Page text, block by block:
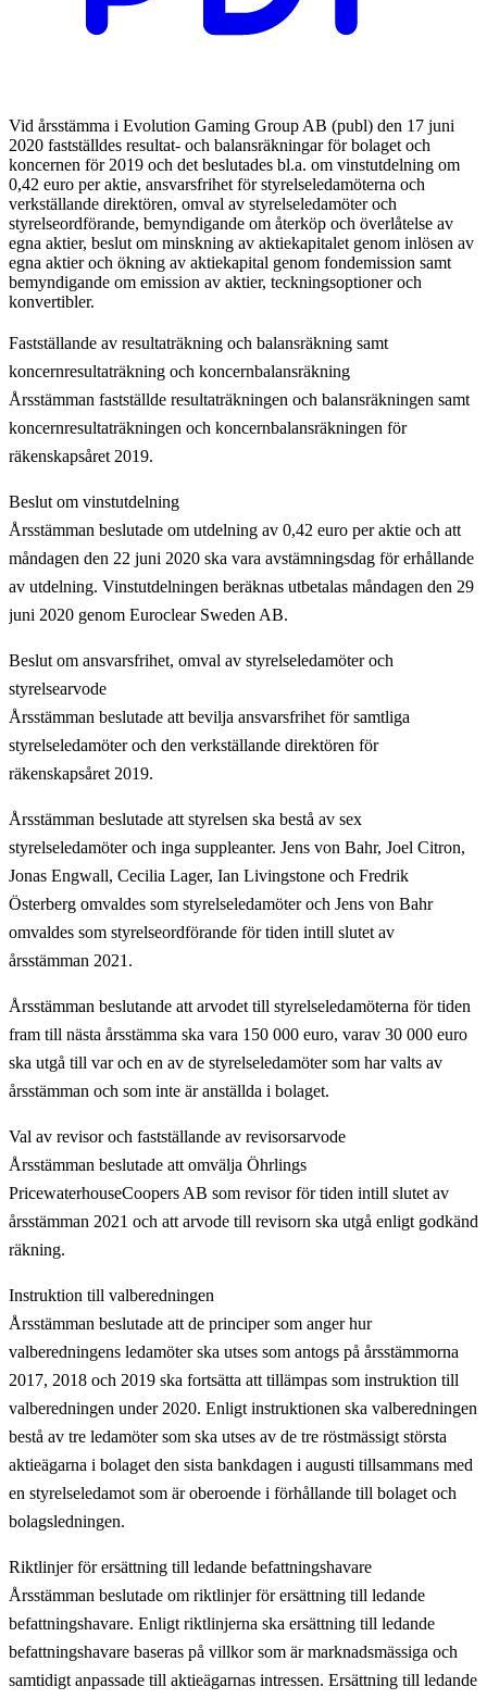
Vid årsstämma i Evolution Gaming Group AB (publ) den 17 juni
2020 fastställdes resultat- och balansräkningar för bolaget och
koncernen för 2019 och det beslutades bl.a. om vinstutdelning om
0,42 euro per aktie, ansvarsfrihet för styrelseledamöterna och
verkställande direktören, omval av styrelseledamöter och
styrelseordförande, bemyndigande om återköp och överlåtelse av
egna aktier, beslut om minskning av aktiekapitalet genom inlösen av
egna aktier och ökning av aktiekapital genom fondemission samt
bemyndigande om emission av aktier, teckningsoptioner och
konvertibler.
Fastställande av resultaträkning och balansräkning samt
koncernresultaträkning och koncernbalansräkning
Årsstämman fastställde resultaträkningen och balansräkningen samt
koncernresultaträkningen och koncernbalansräkningen för
räkenskapsåret 2019.
Beslut om vinstutdelning
Årsstämman beslutade om utdelning av 0,42 euro per aktie och att
måndagen den 22 juni 2020 ska vara avstämningsdag för erhållande
av utdelning. Vinstutdelningen beräknas utbetalas måndagen den 29
juni 2020 genom Euroclear Sweden AB.
Beslut om ansvarsfrihet, omval av styrelseledamöter och
styrelsearvode
Årsstämman beslutade att bevilja ansvarsfrihet för samtliga
styrelseledamöter och den verkställande direktören för
räkenskapsåret 2019.
Årsstämman beslutade att styrelsen ska bestå av sex
styrelseledamöter och inga suppleanter. Jens von Bahr, Joel Citron,
Jonas Engwall, Cecilia Lager, Ian Livingstone och Fredrik
Österberg omvaldes som styrelseledamöter och Jens von Bahr
omvaldes som styrelseordförande för tiden intill slutet av
årsstämman 2021.
Årsstämman beslutande att arvodet till styrelseledamöterna för tiden
fram till nästa årsstämma ska vara 150 000 euro, varav 30 000 euro
ska utgå till var och en av de styrelseledamöter som har valts av
årsstämman och som inte är anställda i bolaget.
Val av revisor och fastställande av revisorsarvode
Årsstämman beslutade att omvälja Öhrlings
PricewaterhouseCoopers AB som revisor för tiden intill slutet av
årsstämman 2021 och att arvode till revisorn ska utgå enligt godkänd
räkning.
Instruktion till valberedningen
Årsstämman beslutade att de principer som anger hur
valberedningens ledamöter ska utses som antogs på årsstämmorna
2017, 2018 och 2019 ska fortsätta att tillämpas som instruktion till
valberedningen under 2020. Enligt instruktionen ska valberedningen
bestå av tre ledamöter som ska utses av de tre röstmässigt största
aktieägarna i bolaget den sista bankdagen i augusti tillsammans med
en styrelseledamot som är oberoende i förhållande till bolaget och
bolagsledningen.
Riktlinjer för ersättning till ledande befattningshavare
Årsstämman beslutade om riktlinjer för ersättning till ledande
befattningshavare. Enligt riktlinjerna ska ersättning till ledande
befattningshavare baseras på villkor som är marknadsmässiga och
samtidigt anpassade till aktieägarnas intressen. Ersättning till ledande